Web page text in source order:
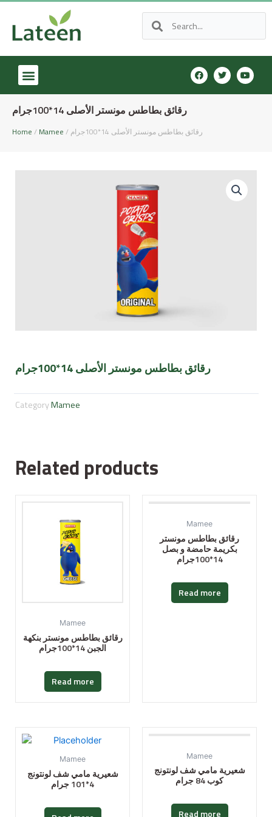
رقائق بطاطس مونستر الأصلى 14*100جرام
Home / Mamee / رقائق بطاطس مونستر الأصلى 14*100جرام
رقائق بطاطس مونستر الأصلى 14*100جرام
CategoryMamee
Related products
Mamee
رقائق بطاطس مونستر بنكهة
الجبن 14*100جرام
Read more
Mamee
رقائق بطاطس مونستر
بكريمة حامضة و بصل
14*100جرام
Read more
Mamee
شعيرية مامي شف لونتونج
4*101 جرام
Mamee
شعيرية مامي شف لونتونج
كوب 84 جرام
Read more